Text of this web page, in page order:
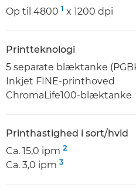
Op til 4800 1 x 1200 dpi
Printteknologi
5 separate blæktanke
Inkjet FINE-printhoved
ChromaLife100-blæktanke
Printhastighed i sort/hvid
Ca. 15,0 ipm 2
Ca. 3,0 ipm 3